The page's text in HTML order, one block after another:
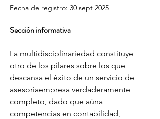
Fecha de registro: 30 sept 2025
Sección informativa
La multidisciplinariedad constituye
otro de los pilares sobre los que
descansa el éxito de un servicio de
asesoriaempresa verdaderamente
completo, dado que aúna
competencias en contabilidad,